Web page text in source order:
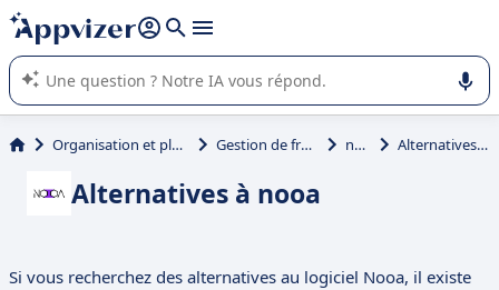
répondre (plusieurs lignes avec
L'IA de Appvizer vous guide dans l'utilisation ou la sélection de
logiciel SaaS en entreprise.
Organisation et planification Gestion de franchises nooa Alternatives à nooa
Alternatives à nooa
Si vous recherchez des alternatives au logiciel Nooa, il existe